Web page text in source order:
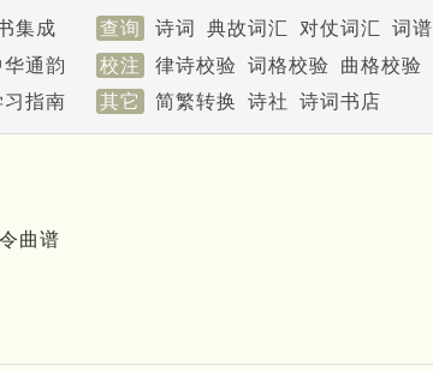
集成 查询 诗词 典故词汇 对仗词汇 词谱
华通韵 校注 律诗校验 词格校验 曲格校验
习指南 其它 简繁转换 诗社 诗词书店
曲谱